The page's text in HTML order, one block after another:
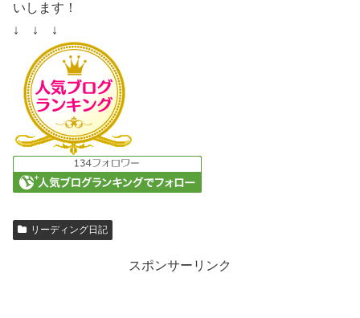
いします！
↓ ↓ ↓
リーディング日記
スポンサーリンク